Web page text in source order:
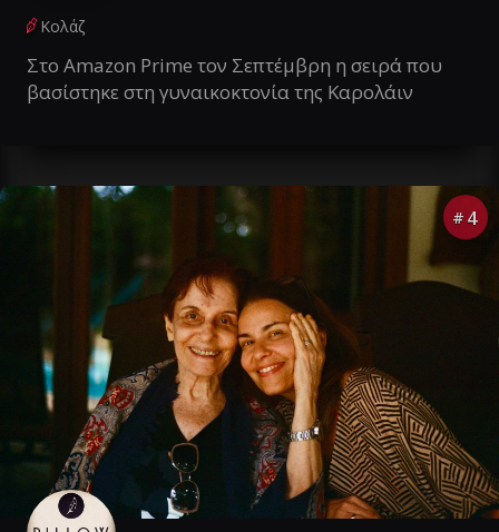
Κολάζ
Στο Amazon Prime τον Σεπτέμβρη η σειρά που
βασίστηκε στη γυναικοκτονία της Καρολάιν
# 4